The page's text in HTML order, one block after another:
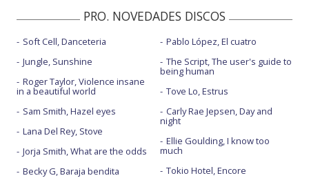
PRO. NOVEDADES DISCOS
Soft Cell, Danceteria
Jungle, Sunshine
Roger Taylor, Violence insane
in a beautiful world
Sam Smith, Hazel eyes
Lana Del Rey, Stove
Jorja Smith, What are the odds
Becky G, Baraja bendita
Pablo López, El cuatro
The Script, The user's guide to
being human
Tove Lo, Estrus
Carly Rae Jepsen, Day and
night
Ellie Goulding, I know too
much
Tokio Hotel, Encore